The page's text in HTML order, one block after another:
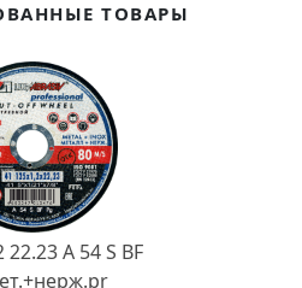
ТОВАРЫ
22.23 A 54 S BF